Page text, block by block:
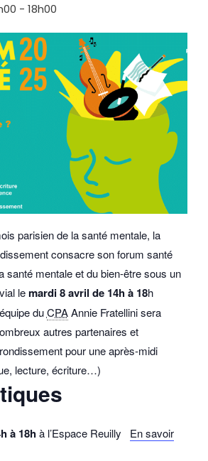
- 18h00
parisien de la santé mentale, la
consacre son forum santé
santé mentale et du bien-être sous un
lemardi 8 avril de 14h à 18h
duCPAAnnie Fratellini sera
autres partenaires et
pour une après-midi
lecture, écriture…)
à 18hà l’Espace Reuilly En savoir